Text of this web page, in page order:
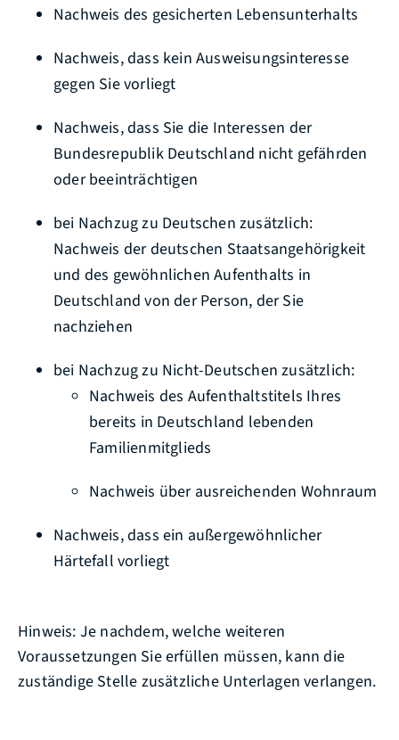
Nachweis des gesicherten Lebensunterhalts
Nachweis, dass kein Ausweisungsinteresse
gegen Sie vorliegt
Nachweis, dass Sie die Interessen der
Bundesrepublik Deutschland nicht gefährden
oder beeinträchtigen
bei Nachzug zu Deutschen zusätzlich:
Nachweis der deutschen Staatsangehörigkeit
und des gewöhnlichen Aufenthalts in
Deutschland von der Person, der Sie
nachziehen
bei Nachzug zu Nicht-Deutschen zusätzlich:
Nachweis des Aufenthaltstitels Ihres
bereits in Deutschland lebenden
Familienmitglieds
Nachweis über ausreichenden Wohnraum
Nachweis, dass ein außergewöhnlicher
Härtefall vorliegt
Hinweis: Je nachdem, welche weiteren
Voraussetzungen Sie erfüllen müssen, kann die
zuständige Stelle zusätzliche Unterlagen verlangen.